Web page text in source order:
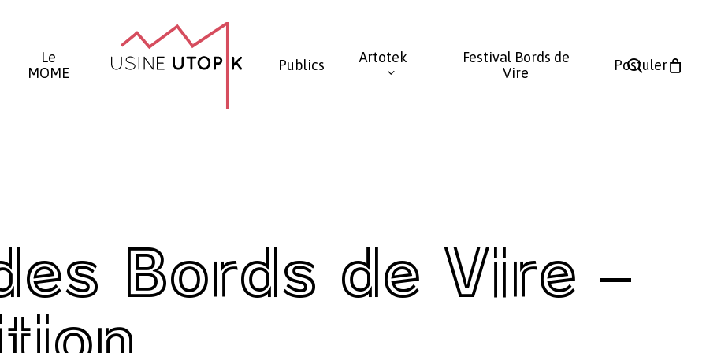
Le
MOME
Publics Artotek
Festival Bords de
Vire
Postuler
search
panier
Bords de Vire –